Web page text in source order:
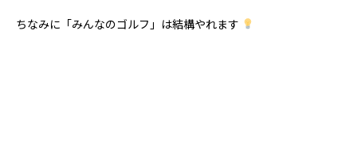
ちなみに「みんなのゴルフ」は結構やれます